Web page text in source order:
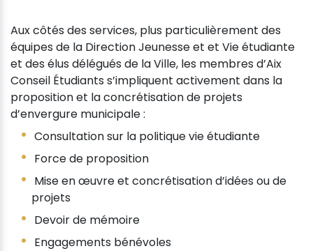
Aux côtés des services, plus particulièrement des
équipes de la Direction Jeunesse et et Vie étudiante
et des élus délégués de la Ville, les membres d’Aix
Conseil Étudiants s’impliquent activement dans la
proposition et la concrétisation de projets
d’envergure municipale :
Consultation sur la politique vie étudiante
Force de proposition
Mise en œuvre et concrétisation d’idées ou de
projets
Devoir de mémoire
Engagements bénévoles